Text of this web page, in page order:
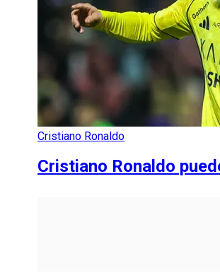
Cristiano Ronaldo
Cristiano Ronaldo